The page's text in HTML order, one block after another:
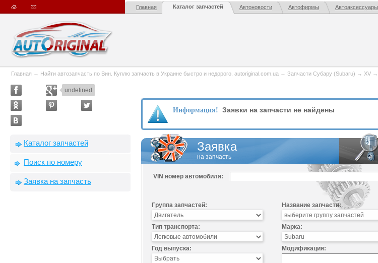
Главная Каталог запчастей Автоновости Автофирмы Автоаксессуары
Главная → Найти автозапчасть по Вин. Куплю запчасть в Украине быстро и недорого. autoriginal.com.ua → Запчасти Субару (Subaru) → XV →
undefined
Каталог запчастей
Поиск по номеру
Заявка на запчасть
Информация! Заявки на запчасти не найдены
Заявка
на запчасть
VIN номер автомобиля:
Группа запчастей: Название запчасти:
Тип транспорта: Марка:
Год выпуска: Модификация: